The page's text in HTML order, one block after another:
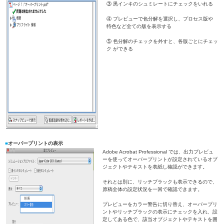
③ 黒インキのシュミレートにチェックをいれる
④ プレビューで色分解を選択し、プロセス版や
特色など全ての版を表示する
⑤ 色分解のチェックを外すと、各版ごとにチェッ
ク ができる
■オーバープリントの表示
Adobe Acrobat Professional では、出力プレビュ
ーを使ってオーバープリントが設定されているオブ
ジェクトやテキストを表紙し確認ができます。
それとは別に、リッチブラックも表示できるので、
原稿全体の設定状況を一回で確認できます。
プレビューをカラー警告に切り替え、オーバープリ
ントやリッチブラックの表示にチェックを入れ、設
定してある色で、該当オブジェクトやテキストを囲